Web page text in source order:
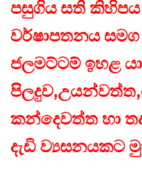
පසුගිය සති කිහිපය
වර්ෂාපතනය
ජලමට්ටම් ඉහළ
කන්දෙවත්ත හා
දැඩි ව්‍යසනයකට